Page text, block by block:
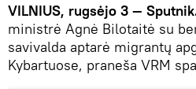
VILNIUS, rugsėjo 3 —
ministrė Agnė Bilotaitė su
savivalda aptarė migrantų
Kybartuose, praneša VRM